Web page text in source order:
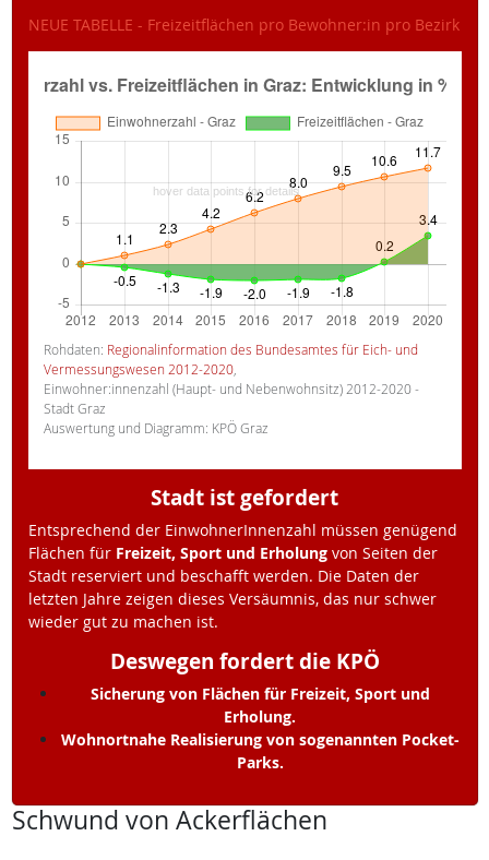
NEUE TABELLE - Freizeitflächen pro Bewohner:in pro Bezirk
Rohdaten: Regionalinformation des Bundesamtes für Eich- und
Vermessungswesen 2012-2020,
Einwohner:innenzahl (Haupt- und Nebenwohnsitz) 2012-2020 -
Stadt Graz
Auswertung und Diagramm: KPÖ Graz
Stadt ist gefordert
Entsprechend der EinwohnerInnenzahl müssen genügend
Flächen für Freizeit, Sport und Erholungvon Seiten der
Stadt reserviert und beschafft werden. Die Daten der
letzten Jahre zeigen dieses Versäumnis, das nur schwer
wieder gut zu machen ist.
Deswegen fordert die KPÖ
Sicherung von Flächen für Freizeit, Sport und
Erholung.
Wohnortnahe Realisierung von sogenannten Pocket-
Parks.
Schwund von Ackerflächen